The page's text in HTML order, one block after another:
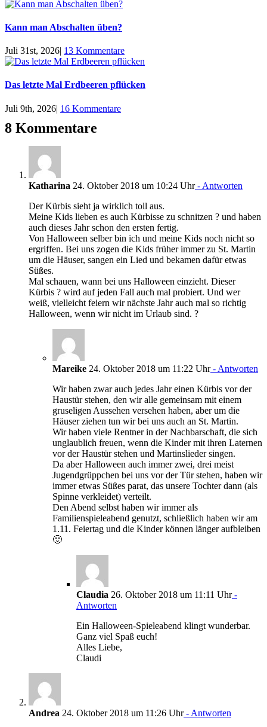
Kann man Abschalten üben?
Juli 31st, 2026| 13 Kommentare
Das letzte Mal Erdbeeren pflücken
Juli 9th, 2026| 16 Kommentare
8 Kommentare
Katharina 24. Oktober 2018 um 10:24 Uhr- Antworten
Der Kürbis sieht ja wirklich toll aus.
Meine Kids lieben es auch Kürbisse zu schnitzen ? und haben
auch dieses Jahr schon den ersten fertig.
Von Halloween selber bin ich und meine Kids noch nicht so
ergriffen. Bei uns zogen die Kids früher immer zu St. Martin
um die Häuser, sangen ein Lied und bekamen dafür etwas
Süßes.
Mal schauen, wann bei uns Halloween einzieht. Dieser
Kürbis ? wird auf jeden Fall auch mal probiert. Und wer
weiß, vielleicht feiern wir nächste Jahr auch mal so richtig
Halloween, wenn wir nicht im Urlaub sind. ?
Mareike 24. Oktober 2018 um 11:22 Uhr- Antworten
Wir haben zwar auch jedes Jahr einen Kürbis vor der
Haustür stehen, den wir alle gemeinsam mit einem
gruseligen Aussehen versehen haben, aber um die
Häuser ziehen tun wir bei uns auch an St. Martin.
Wir haben viele Rentner in der Nachbarschaft, die sich
unglaublich freuen, wenn die Kinder mit ihren Laternen
vor der Haustür stehen und Martinslieder singen.
Da aber Halloween auch immer zwei, drei meist
Jugendgrüppchen bei uns vor der Tür stehen, haben wir
immer etwas Süßes parat, das unsere Tochter dann (als
Spinne verkleidet) verteilt.
Den Abend selbst haben wir immer als
Familienspieleabend genutzt, schließlich haben wir am
1.11. Feiertag und die Kinder können länger aufbleiben
🙂
Claudia 26. Oktober 2018 um 11:11 Uhr-
Antworten
Ein Halloween-Spieleabend klingt wunderbar.
Ganz viel Spaß euch!
Alles Liebe,
Claudi
Andrea 24. Oktober 2018 um 11:26 Uhr- Antworten